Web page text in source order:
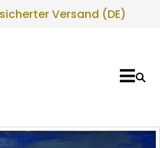
Versand (DE)